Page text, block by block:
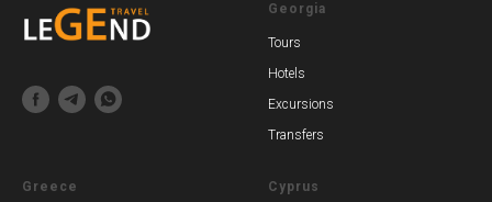
Georgia
Tours
Hotels
Excursions
Transfers
Greece Cyprus